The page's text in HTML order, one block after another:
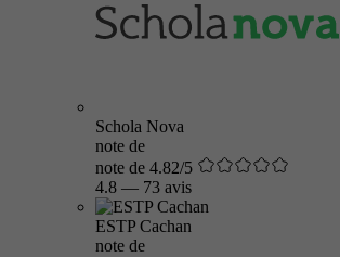
Schola Nova
note de
note de 4.82/5
4.8 — 73 avis
ESTP Cachan
note de